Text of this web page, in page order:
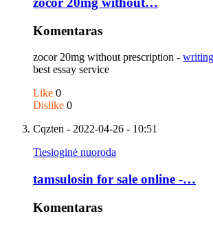
Komentaras
zocor 20mg without prescription -
best essay service
Like 0
Dislike 0
Cqzten - 2022-04-26 - 10:51
Tiesioginė nuoroda
tamsulosin for sale online -…
Komentaras